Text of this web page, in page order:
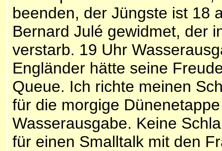
beenden, der Jüngste ist 18
Bernard Julé gewidmet, der
verstarb. 19 Uhr
Engländer hätte seine
Queue. Ich richte meinen
für die morgige
Wasserausgabe. Keine
für einen Smalltalk mit den